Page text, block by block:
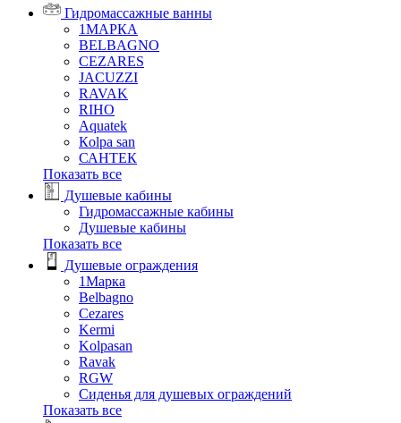
Гидромассажные ванны
1МАРКА
BELBAGNO
CEZARES
JACUZZI
RAVAK
RIHO
Аquatek
Кolpa san
САНТЕК
Показать все
Душевые кабины
Гидромассажные кабины
Душевые кабины
Показать все
Душевые ограждения
1Марка
Belbagno
Cezares
Kermi
Kolpasan
Ravak
RGW
Сиденья для душевых ограждений
Показать все